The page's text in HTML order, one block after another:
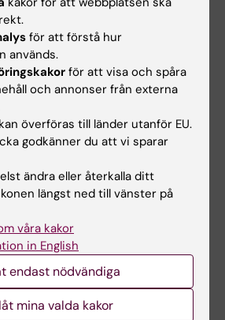
hälsa - teori 6 VT26 (PDF,
Almborg
för att förstå hur
används.
för att visa och spåra
och annonser från externa
överföras till länder utanför EU.
godkänner du att vi sparar
ändra eller återkalla ditt
längst ned till vänster på
våra kakor
in English
endast nödvändiga
mina valda kakor